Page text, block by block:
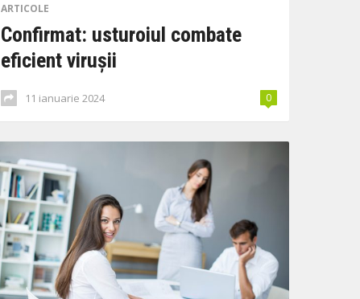
ARTICOLE
Confirmat: usturoiul combate
eficient virușii
11 ianuarie 2024 0